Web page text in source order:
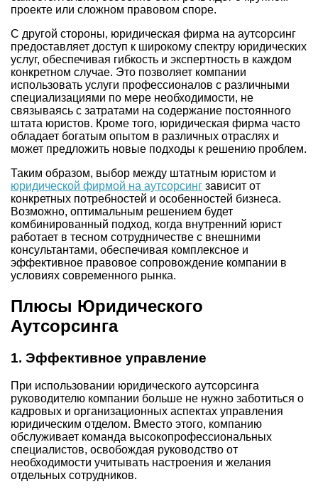
проекте или сложном правовом споре.
С другой стороны, юридическая фирма на аутсорсинг
предоставляет доступ к широкому спектру юридических
услуг, обеспечивая гибкость и экспертность в каждом
конкретном случае. Это позволяет компании
использовать услуги профессионалов с различными
специализациями по мере необходимости, не
связываясь с затратами на содержание постоянного
штата юристов. Кроме того, юридическая фирма часто
обладает богатым опытом в различных отраслях и
может предложить новые подходы к решению проблем.
Таким образом, выбор между штатным юристом и
юридической фирмой на аутсорсинг зависит от
конкретных потребностей и особенностей бизнеса.
Возможно, оптимальным решением будет
комбинированный подход, когда внутренний юрист
работает в тесном сотрудничестве с внешними
консультантами, обеспечивая комплексное и
эффективное правовое сопровождение компании в
условиях современного рынка.
Плюсы Юридического
Аутсорсинга
1. Эффективное управление
При использовании юридического аутсорсинга
руководителю компании больше не нужно заботиться о
кадровых и организационных аспектах управления
юридическим отделом. Вместо этого, компанию
обслуживает команда высокопрофессиональных
специалистов, освобождая руководство от
необходимости учитывать настроения и желания
отдельных сотрудников.